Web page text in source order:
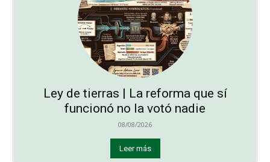
Ley de tierras | La reforma que sí
funcionó no la votó nadie
08/08/2026
Leer más